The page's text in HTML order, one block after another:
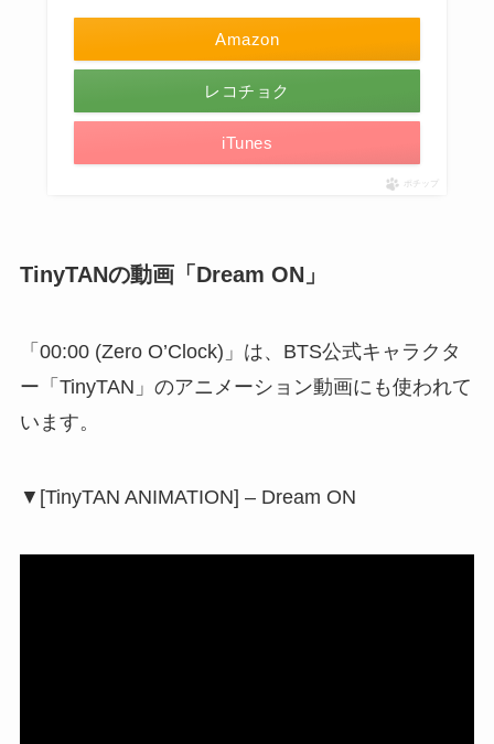
Amazon
レコチョク
iTunes
ポチップ
TinyTANの動画「Dream ON」
「00:00 (Zero O’Clock)」は、BTS公式キャラクタ
ー「TinyTAN」のアニメーション動画にも使われて
います。
▼[TinyTAN ANIMATION] – Dream ON